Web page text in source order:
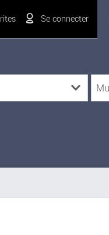
Se connecter